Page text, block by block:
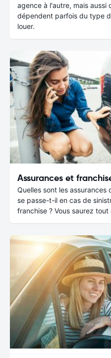
agence à l'autre, mais aussi
dépendent parfois du type
louer.
Assurances et
Quelles sont les assurances
se passe-t-il en cas de
franchise ? Vous saurez